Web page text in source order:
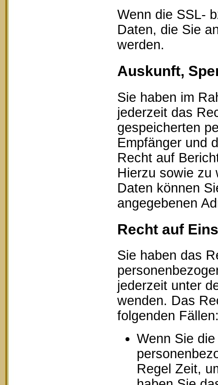
Wenn die SSL-
Daten, die Sie
werden.
Auskunft,
Sie haben im
jederzeit das
gespeicherten
Empfänger und
Recht auf
Hierzu sowie zu
Daten können
angegebenen
Recht auf
Sie haben das
jederzeit unter
wenden. Das
folgenden
Wenn Sie
Regel Zeit,